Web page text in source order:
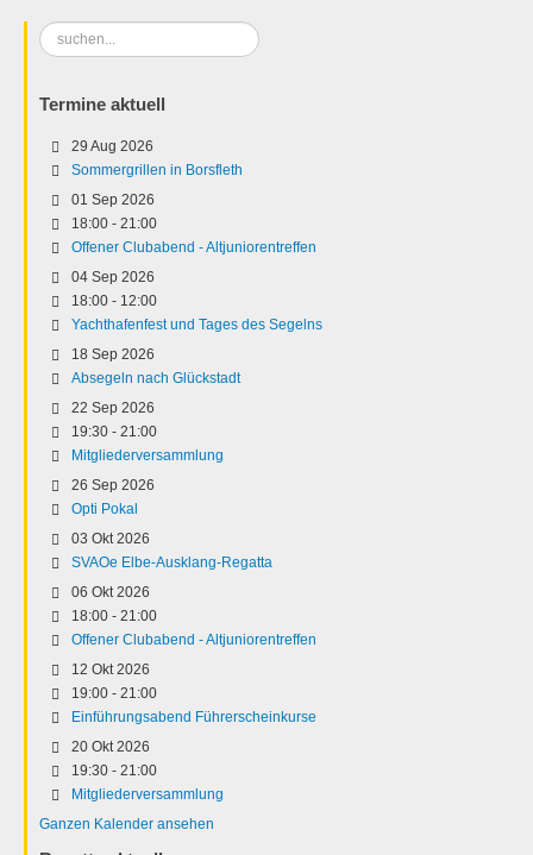
Suchen
...
Termine aktuell
29 Aug 2026
Sommergrillen in Borsfleth
01 Sep 2026
18:00 - 21:00
Offener Clubabend - Altjuniorentreffen
04 Sep 2026
18:00 - 12:00
Yachthafenfest und Tages des Segelns
18 Sep 2026
Absegeln nach Glückstadt
22 Sep 2026
19:30 - 21:00
Mitgliederversammlung
26 Sep 2026
Opti Pokal
03 Okt 2026
SVAOe Elbe-Ausklang-Regatta
06 Okt 2026
18:00 - 21:00
Offener Clubabend - Altjuniorentreffen
12 Okt 2026
19:00 - 21:00
Einführungsabend Führerscheinkurse
20 Okt 2026
19:30 - 21:00
Mitgliederversammlung
Ganzen Kalender ansehen